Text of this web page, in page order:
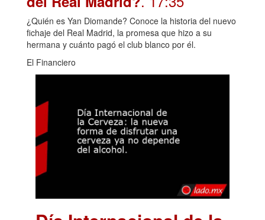
¿Quién es Yan Diomande? Conoce la historia del nuevo
fichaje del Real Madrid, la promesa que hizo a su
hermana y cuánto pagó el club blanco por él.
El Financiero